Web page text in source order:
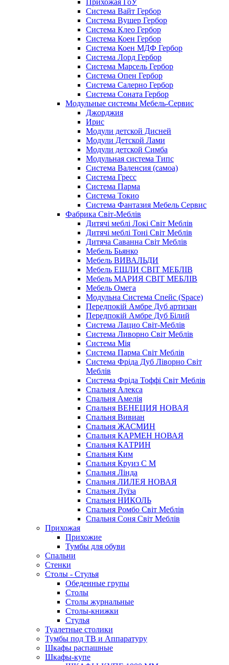
Система Вайт Гербор
Система Вушер Гербор
Система Клео Гербор
Система Коен Гербор
Система Коен МДФ Гербор
Система Лорд Гербор
Система Марсель Гербор
Система Опен Гербор
Система Салерно Гербор
Система Соната Гербор
Модульные системы Мебель-Сервис
Джорджия
Ирис
Модули детской Дисней
Модули Детской Лами
Модули детской Симба
Модульная система Типс
Система Валенсия (самоа)
Система Гресс
Система Парма
Система Токио
Система Фантазия Мебель Сервис
Фабрика Світ-Меблів
Дитячі меблі Локі Світ Меблів
Дитячі меблі Тоні Світ Меблів
Дитяча Саванна Світ Меблів
Мебель Бьянко
Мебель ВИВАЛЬДИ
Мебель ЕШЛИ СВІТ МЕБЛІВ
Мебель МАРИЯ СВІТ МЕБЛІВ
Мебель Омега
Модульна Cистема Спейс (Space)
Передпокій Амбре Дуб артизан
Передпокій Амбре Дуб Білий
Система Лацио Світ-Меблів
Система Ливорно Світ Меблів
Система Мія
Система Парма Свiт Меблiв
Система Фріда Дуб Ліворно Світ
Меблів
Система Фріда Тоффі Світ Меблів
Спальня Алекса
Спальня Амелія
Спальня ВЕНЕЦИЯ НОВАЯ
Спальня Вивиан
Спальня ЖАСМИН
Спальня КАРМЕН НОВАЯ
Спальня КАТРИН
Спальня Ким
Спальня Круиз С М
Спальня Лінда
Спальня ЛИЛЕЯ НОВАЯ
Спальня Луїза
Спальня НИКОЛЬ
Спальня Ромбо Світ Меблів
Спальня Соня Світ Меблів
Прихожая
Прихожие
Тумбы для обуви
Спальни
Стенки
Столы - Стулья
Обеденные групы
Столы
Столы журнальные
Столы-книжки
Стулья
Туалетные столики
Тумбы под ТВ и Аппаратуру
Шкафы распашные
Шкафы-купе